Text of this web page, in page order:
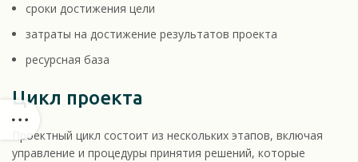
сроки достижения цели
затраты на достижение результатов проекта
ресурсная база
Цикл проекта
Проектный цикл состоит из нескольких этапов, включая
управление и процедуры принятия решений, которые